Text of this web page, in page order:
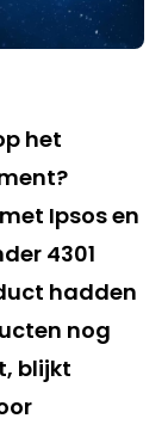
het
Ipsos en
4301
hadden
nog
blijkt